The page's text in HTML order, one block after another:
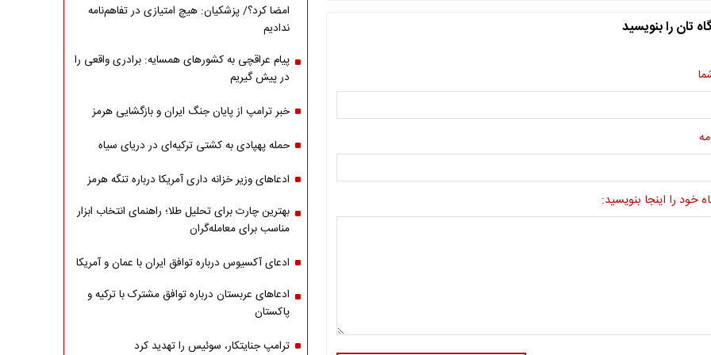
تان را بنویسید
خود را اینجا بنویسید:
امضا کرد؟/ پزشکیان: هیچ امتیازی در تفاهم‌نامه
ندادیم
پیام عراقچی به کشورهای همسایه: برادری واقعی را
در پیش گیریم
خبر ترامپ از پایان جنگ ایران و بازگشایی هرمز
حمله پهپادی به کشتی ترکیه‌ای در دریای سیاه
ادعاهای وزیر خزانه داری آمریکا درباره تنگه هرمز
بهترین چارت برای تحلیل طلا؛ راهنمای انتخاب ابزار
مناسب برای معامله‌گران
ادعای آکسیوس درباره توافق ایران با عمان و آمریکا
ادعاهای عربستان درباره توافق مشترک با ترکیه و
پاکستان
ترامپ جنایتکار، سوئیس را تهدید کرد